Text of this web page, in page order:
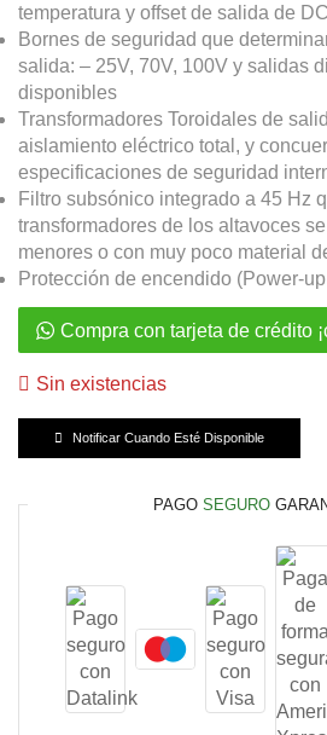
temperatura y offset de salida de DC
Bornes de seguridad que
salida: – 25V, 70V, 100V y salidas
disponibles
Transformadores Toroidales de
aislamiento eléctrico total, y
especificaciones de seguridad
Filtro subsónico integrado a 45 Hz
transformadores de los altavoces
menores o con muy poco material
Protección de encendido (Power-
Compra con tarjeta de crédito
Sin existencias
Notificar Cuando Esté Disponible
PAGO SEGURO